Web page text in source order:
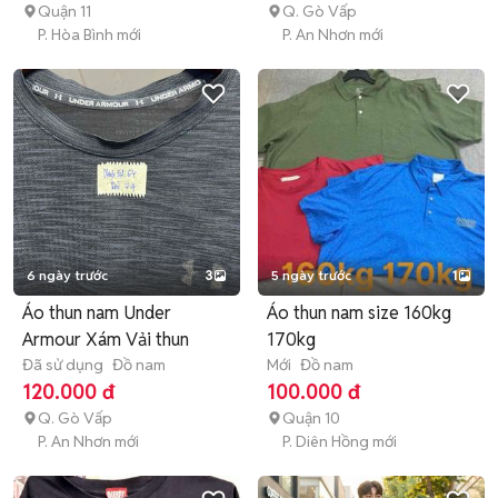
Quận 11
P. Hòa Bình mới
Q. Gò Vấp
P. An Nhơn mới
6 ngày trước 3
Áo thun nam Under
Armour Xám Vải thun
Đã sử dụng Đồ nam
120.000 đ
Q. Gò Vấp
P. An Nhơn mới
5 ngày trước 1
Áo thun nam size 160kg
170kg
Mới Đồ nam
100.000 đ
Quận 10
P. Diên Hồng mới